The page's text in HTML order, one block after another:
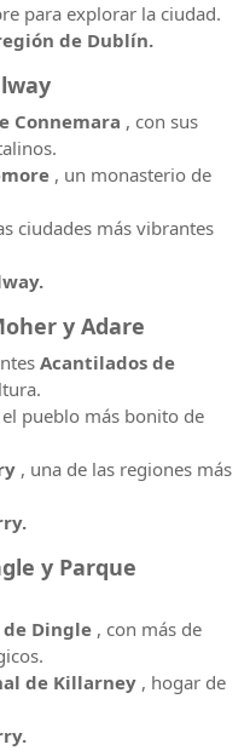
para explorar la ciudad.
de Dublín.
Connemara , con sus
, un monasterio de
ciudades más vibrantes
y Adare
Acantilados de
pueblo más bonito de
, una de las regiones más
y Parque
Dingle , con más de
de Killarney , hogar de